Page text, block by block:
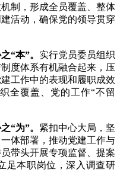
制，形成全员覆盖、整体
活动，确保党的领导贯穿
“本”。 实行党员委员组织
度体系有机融合起来，压
工作中的表现和履职成效
全覆盖、党的工作“不留
“为”。 紧扣中心大局，坚
体部署，推动党建工作与
带头开展专项监督、提案
足本职岗位，深入调查研